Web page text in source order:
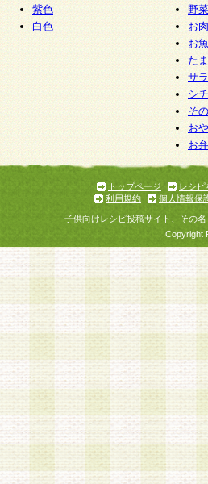
紫色
白色
野
お
お
た
サ
シ
そ
お
お
トップページ
レシピ
利用規約
個人情報保
子供向けレシピ投稿サイト、その
Copyright